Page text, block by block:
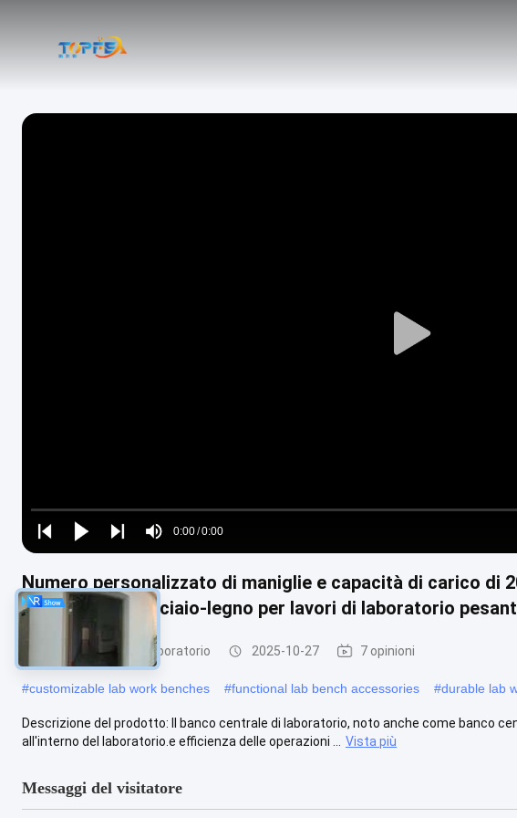
Play
Play
Play
Play
Mute
Time
0:00/0:00
Loaded:
0%
Numero personalizzato di maniglie e capacità di carico di
laboratorio in acciaio-legno per lavori di laboratorio
Banchi di lavoro di laboratorio 2025-10-27 7 opinioni
#customizable lab work benches #functional lab bench accessories #durable lab
Descrizione del prodotto: Il banco centrale di laboratorio, noto anche come banco
all'interno del laboratorio.e efficienza delle operazioni ...
Vista più
Messaggi del visitatore